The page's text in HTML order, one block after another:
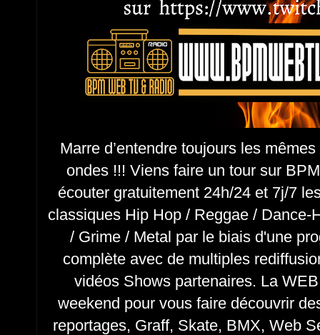
Marre d’entendre toujours les
ondes !!! Viens faire un tour sur
écouter gratuitement 24h/24 et 7j/7
classiques Hip Hop / Reggae / Dance-
/ Grime / Metal par le biais d'une
complète avec de multiples
vidéos Shows partenaires. La
weekend pour vous faire découvrir
reportages, Graff, Skate, BMX, Web